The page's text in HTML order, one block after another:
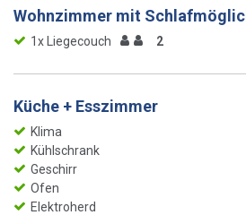
Wohnzimmer mit
1x Liegecouch 2
Küche + Esszimmer
Klima
Kühlschrank
Geschirr
Ofen
Elektroherd